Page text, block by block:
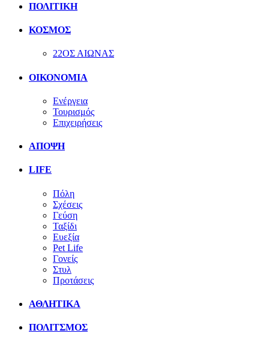
ΠΟΛΙΤΙΚΗ
ΚΟΣΜΟΣ
22ΟΣ ΑΙΩΝΑΣ
ΟΙΚΟΝΟΜΙΑ
Ενέργεια
Τουρισμός
Επιχειρήσεις
ΑΠΟΨΗ
LIFE
Πόλη
Σχέσεις
Γεύση
Ταξίδι
Ευεξία
Pet Life
Γονείς
Στυλ
Προτάσεις
ΑΘΛΗΤΙΚΑ
ΠΟΛΙΤΣΜΟΣ